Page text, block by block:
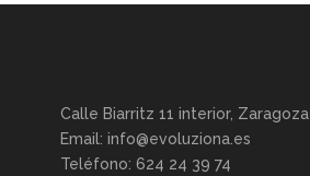
Calle Biarritz 11 interior, Zaragoza
Email: info@evoluziona.es
Teléfono: 624 24 39 74